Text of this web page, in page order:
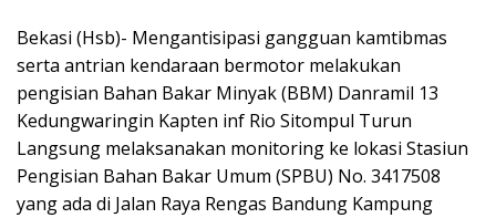
Bekasi (Hsb)- Mengantisipasi gangguan kamtibmas
serta antrian kendaraan bermotor melakukan
pengisian Bahan Bakar Minyak (BBM) Danramil 13
Kedungwaringin Kapten inf Rio Sitompul Turun
Langsung melaksanakan monitoring ke lokasi Stasiun
Pengisian Bahan Bakar Umum (SPBU) No. 3417508
yang ada di Jalan Raya Rengas Bandung Kampung